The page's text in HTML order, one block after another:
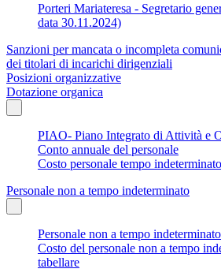
Porteri Mariateresa - Segretario
data 30.11.2024)
Sanzioni per mancata o incompleta
dei titolari di incarichi dirigenziali
Posizioni organizzative
Dotazione organica
PIAO- Piano Integrato di Attività e
Conto annuale del personale
Costo personale tempo indeterminato
Personale non a tempo indeterminato
Personale non a tempo
Costo del personale non a tempo
tabellare